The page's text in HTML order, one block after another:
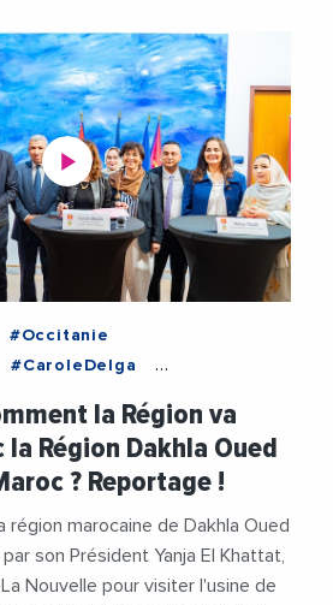
#Occitanie
#CaroleDelga
#Maroc
#RegionOccitanie
la Région va
Région Dakhla Oued
? Reportage !
région marocaine de Dakhla Oued
son Président Yanja El Khattat,
Nouvelle pour visiter l'usine de